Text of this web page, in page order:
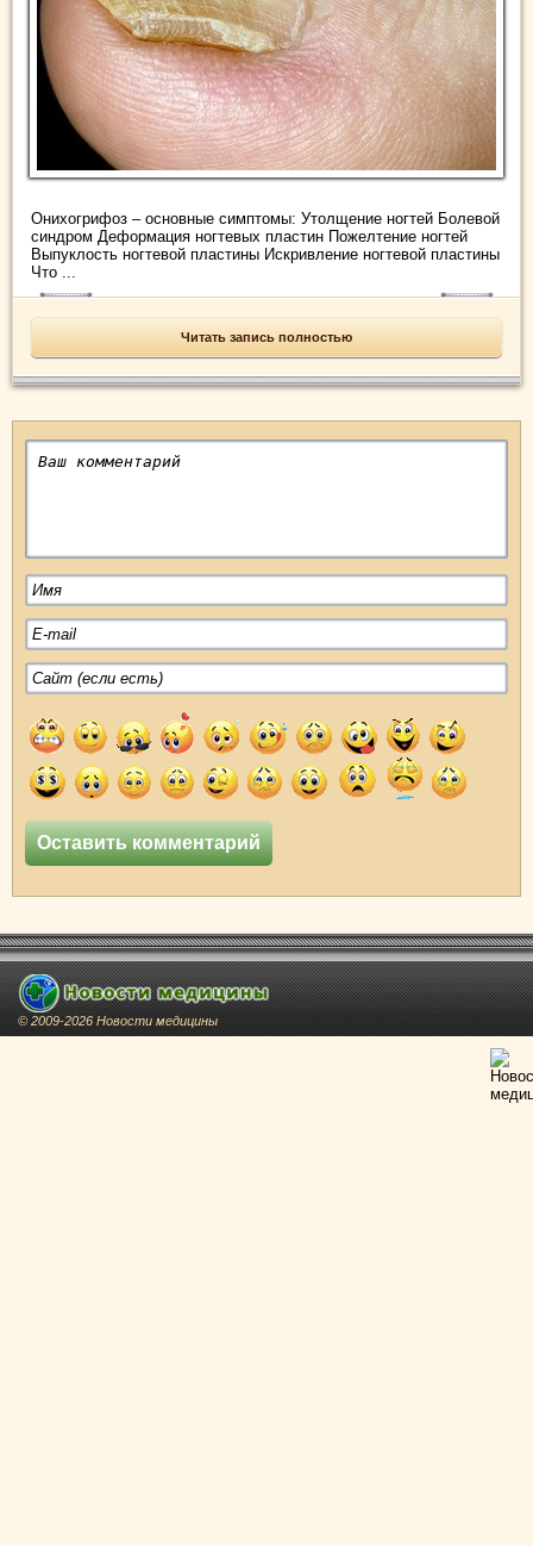
Онихогрифоз – основные симптомы: Утолщение ногтей Болевой
синдром Деформация ногтевых пластин Пожелтение ногтей
Выпуклость ногтевой пластины Искривление ногтевой пластины
Что ...
Читать запись полностью
© 2009-2026 Новости медицины